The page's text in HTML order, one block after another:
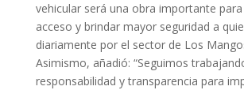
vehicular será una obra importante
acceso y brindar mayor seguridad a
diariamente por el sector de Los
Asimismo, añadió: “Seguimos
responsabilidad y transparencia para